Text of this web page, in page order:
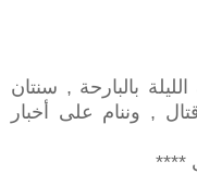
بالبارحة , سنتان
, وننام على أخبار
****